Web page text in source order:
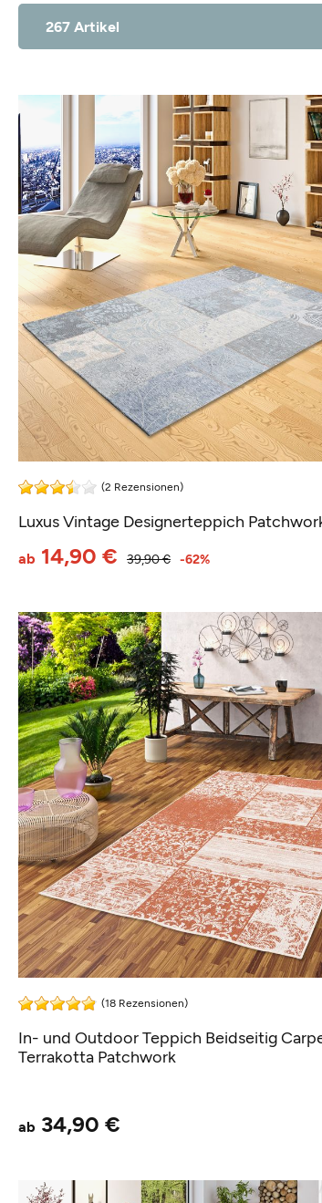
267 Artikel
(2 Rezensionen)
Luxus Vintage Designerteppich
39,90 €
ab 14,90 € -62%
(18 Rezensionen)
In- und Outdoor Teppich Beidseitig
Terrakotta Patchwork
ab 34,90 €